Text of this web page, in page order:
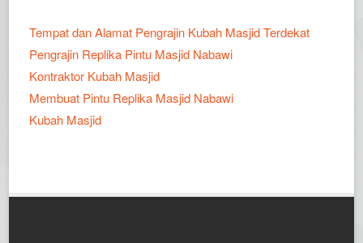
Tempat dan Alamat Pengrajin Kubah Masjid Terdekat
Pengrajin Replika Pintu Masjid Nabawi
Kontraktor Kubah Masjid
Membuat Pintu Replika Masjid Nabawi
Kubah Masjid